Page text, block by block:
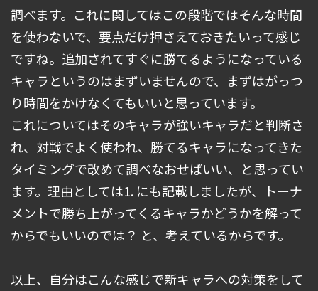
調べます。これに関してはこの段階ではそんな時間
を使わないで、要点だけ押さえておきたいって感じ
ですね。追加されてすぐに勝てるようになっている
キャラというのはまずいませんので、まずはがっつ
り時間をかけなくてもいいと思っています。
これについてはそのキャラが強いキャラだと判断さ
れ、対戦でよく使われ、勝てるキャラになってきた
タイミングで改めて調べなおせばいい、と思ってい
ます。理由としては1. にも記載しましたが、トーナ
メントで勝ち上がってくるキャラかどうかを解って
からでもいいのでは？ と、考えているからです。
以上、自分はこんな感じで新キャラへの対策をして